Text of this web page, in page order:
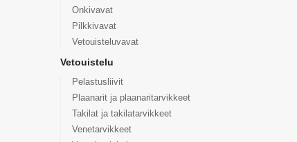
Onkivavat
Pilkkivavat
Vetouisteluvavat
Vetouistelu
Pelastusliivit
Plaanarit ja plaanaritarvikkeet
Takilat ja takilatarvikkeet
Venetarvikkeet